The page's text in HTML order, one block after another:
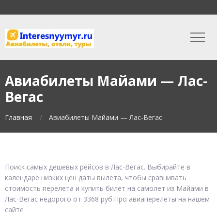
Авиабилеты Майами — Лас-
Вегас
Главная Авиабилеты Майами — Лас-Вегас
Поиск самых дешевых рейсов в Лас-Вегас. Выбирайте в
календаре низких цен даты вылета, чтобы сравнивать
стоимость перелета и купить билет на самолет из Майами в
Лас-Вегас недорого от 3368 руб.Про авиаперелеты на нашем
сайте